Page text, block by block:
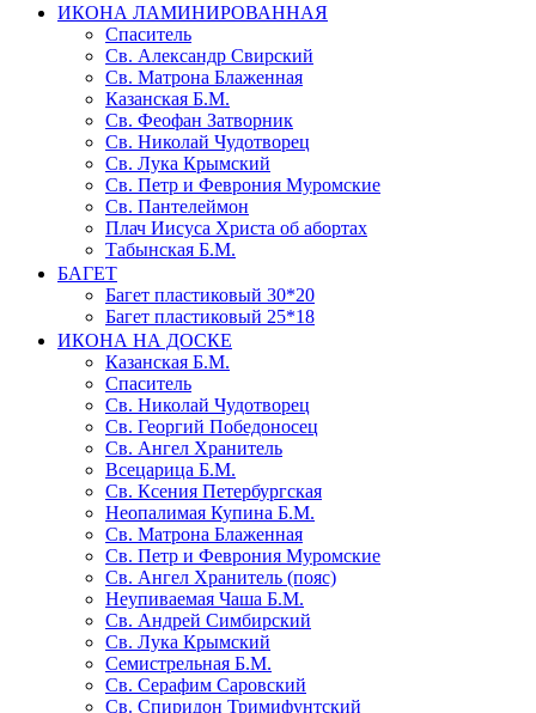
ИКОНА ЛАМИНИРОВАННАЯ
Спаситель
Св. Александр Свирский
Св. Матрона Блаженная
Казанская Б.М.
Св. Феофан Затворник
Св. Николай Чудотворец
Св. Лука Крымский
Св. Петр и Феврония Муромские
Св. Пантелеймон
Плач Иисуса Христа об абортах
Табынская Б.М.
БАГЕТ
Багет пластиковый 30*20
Багет пластиковый 25*18
ИКОНА НА ДОСКЕ
Казанская Б.М.
Спаситель
Св. Николай Чудотворец
Св. Георгий Победоносец
Св. Ангел Хранитель
Всецарица Б.М.
Св. Ксения Петербургская
Неопалимая Купина Б.М.
Св. Матрона Блаженная
Св. Петр и Феврония Муромские
Св. Ангел Хранитель (пояс)
Неупиваемая Чаша Б.М.
Св. Андрей Симбирский
Св. Лука Крымский
Семистрельная Б.М.
Св. Серафим Саровский
Св. Спиридон Тримифунтский